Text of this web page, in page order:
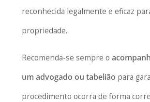
reconhecida legalmente e eficaz
propriedade.
Recomenda-se sempre o
um advogado ou tabelião para
procedimento ocorra de forma